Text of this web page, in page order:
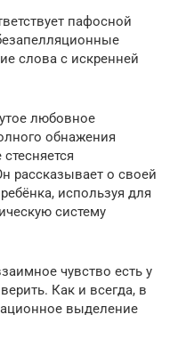
пафосной
слова с искренней
любовное
обнажения
рассказывает о своей
используя для
систему
чувство есть у
Как и всегда, в
выделение